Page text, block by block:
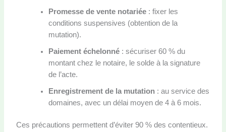
Promesse de vente notariée: fixer les
conditions suspensives (obtention de la
mutation).
Paiement échelonné: sécuriser 60 % du
montant chez le notaire, le solde à la signature
de l’acte.
Enregistrement de la mutation: au service des
domaines, avec un délai moyen de 4 à 6 mois.
Ces précautions permettent d’éviter 90 % des contentieux.